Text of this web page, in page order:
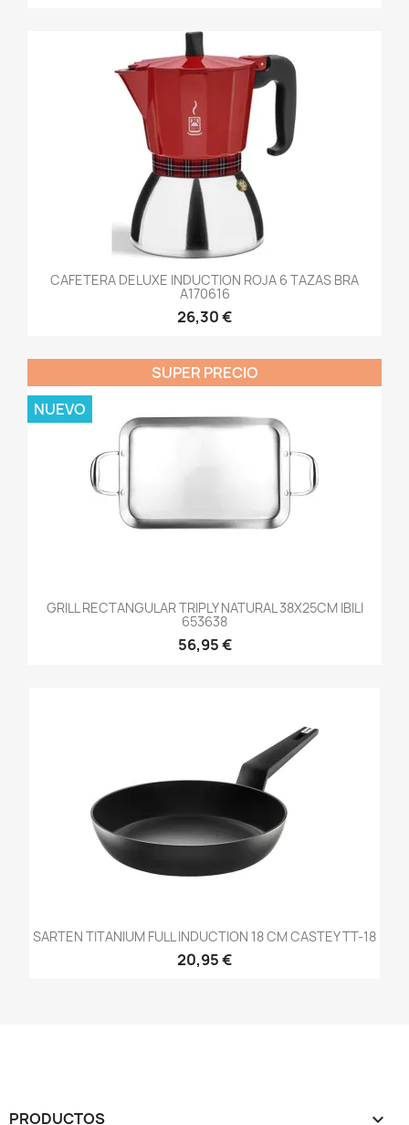
CAFETERA DELUXE INDUCTION ROJA 6 TAZAS BRA
A170616
26,30 €
GRILL RECTANGULAR TRIPLY NATURAL 38X25CM IBILI
653638
56,95 €
SUPER PRECIO
NUEVO
SARTEN TITANIUM FULL INDUCTION 18 CM CASTEY TT-18
20,95 €
PRODUCTOS 